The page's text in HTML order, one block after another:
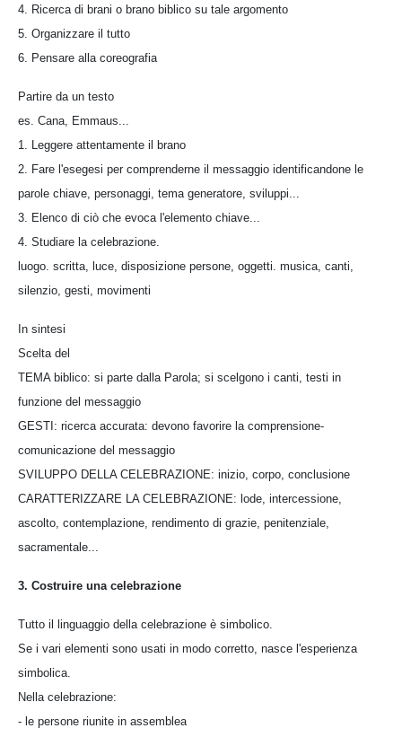
4. Ricerca di brani o brano biblico su tale argomento
5. Organizzare il tutto
6. Pensare alla coreografia
Partire da un testo
es. Cana, Emmaus...
1. Leggere attentamente il brano
2. Fare l'esegesi per comprenderne il messaggio identificandone le
parole chiave, personaggi, tema generatore, sviluppi...
3. Elenco di ciò che evoca l'elemento chiave...
4. Studiare la celebrazione.
luogo. scritta, luce, disposizione persone, oggetti. musica, canti,
silenzio, gesti, movimenti
In sintesi
Scelta del
TEMA biblico: si parte dalla Parola; si scelgono i canti, testi in
funzione del messaggio
GESTI: ricerca accurata: devono favorire la comprensione-
comunicazione del messaggio
SVILUPPO DELLA CELEBRAZIONE: inizio, corpo, conclusione
CARATTERIZZARE LA CELEBRAZIONE: lode, intercessione,
ascolto, contemplazione, rendimento di grazie, penitenziale,
sacramentale...
3. Costruire una celebrazione
Tutto il linguaggio della celebrazione è simbolico.
Se i vari elementi sono usati in modo corretto, nasce l'esperienza
simbolica.
Nella celebrazione:
- le persone riunite in assemblea